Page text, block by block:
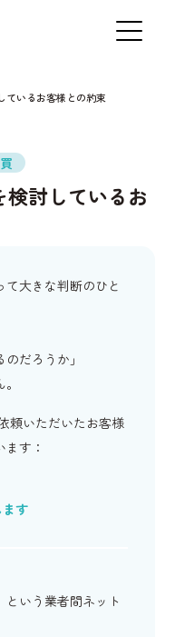
ているお客様との約束
討しているお
大きな判断のひと
だろうか」
頼いただいたお客様
す：
す
いう業者間ネット